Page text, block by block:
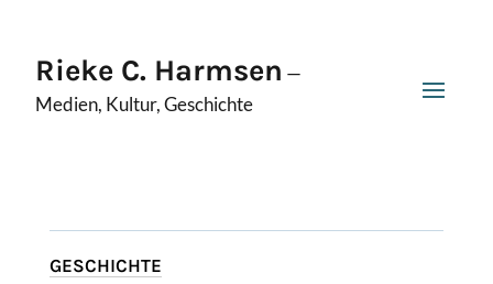
Rieke C. Harmsen —
Medien, Kultur, Geschichte
GESCHICHTE